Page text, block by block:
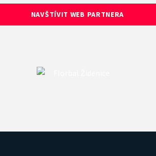
NAVŠTÍVIT WEB PARTNERA